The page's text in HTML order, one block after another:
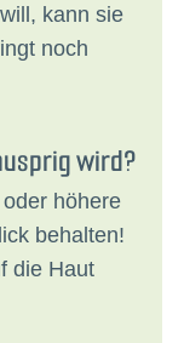
kann sie
noch
wird?
höhere
behalten!
die Haut